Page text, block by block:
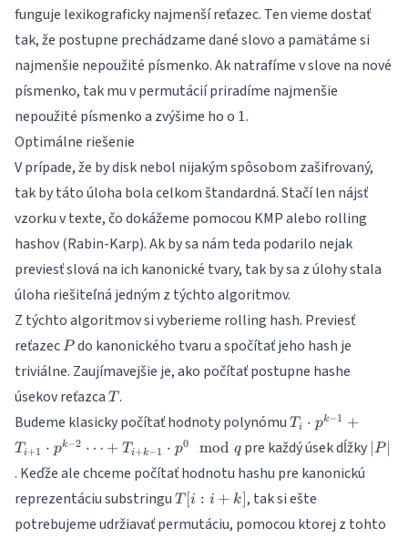
funguje lexikograficky najmenší reťazec. Ten vieme dostať
tak, že postupne prechádzame dané slovo a pamätáme si
najmenšie nepoužité písmenko. Ak natrafíme v slove na nové
písmenko, tak mu v permutácií priradíme najmenšie
nepoužité písmenko a zvýšime ho o 1
1.
Optimálne riešenie
V prípade, že by disk nebol nijakým spôsobom zašifrovaný,
tak by táto úloha bola celkom štandardná. Stačí len nájsť
vzorku v texte, čo dokážeme pomocou KMP alebo rolling
hashov (Rabin-Karp). Ak by sa nám teda podarilo nejak
previesť slová na ich kanonické tvary, tak by sa z úlohy stala
úloha riešiteľná jedným z týchto algoritmov.
Z týchto algoritmov si vyberieme rolling hash. Previesť
reťazec P
P do kanonického tvaru a spočítať jeho hash je
triviálne. Zaujímavejšie je, ako počítať postupne hashe
úsekov reťazca T
T .
Budeme klasicky počítať hodnoty polynómu T_i
\cdot
p^{k-1}
+
T_{i+1}
\cdot
p^{k-2}
Ti ⋅ pk−1 +
Ti+1 ⋅ pk−2 ⋯ + Ti+k−1 ⋅ p0 mod q pre každý úsek dĺžky |P|
∣P
. Keďže ale chceme počítať hodnotu hashu pre kanonickú
reprezentáciu substringu T[i:i+k]
T [i : i + k , tak si ešte
potrebujeme udržiavať permutáciu, pomocou ktorej z tohto